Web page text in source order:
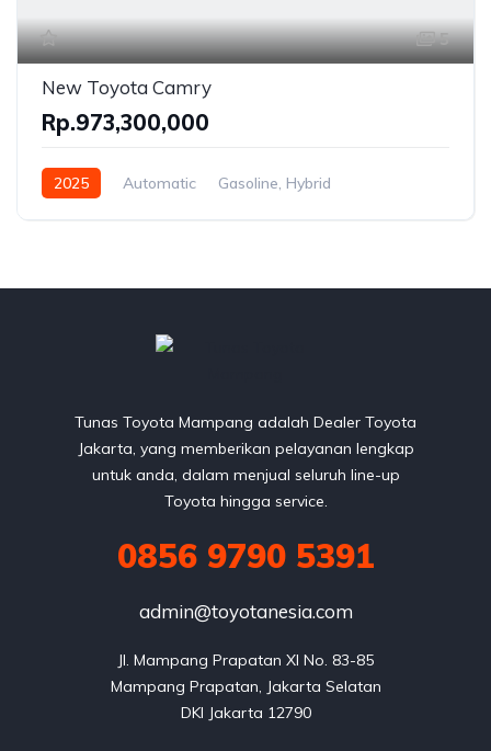
5
New Toyota Camry
Rp.973,300,000
2025 Automatic
Gasoline, Hybrid
Tunas Toyota Mampang adalah Dealer Toyota
Jakarta, yang memberikan pelayanan lengkap
untuk anda, dalam menjual seluruh line-up
Toyota hingga service.
0856 9790 5391
admin@toyotanesia.com
Jl. Mampang Prapatan XI No. 83-85
Mampang Prapatan, Jakarta Selatan
DKI Jakarta 12790